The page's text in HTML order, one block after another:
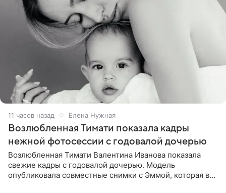
11 часов назад Елена Нужная
Возлюбленная Тимати показала кадры
нежной фотосессии с годовалой дочерью
Возлюбленная Тимати Валентина Иванова показала
свежие кадры с годовалой дочерью. Модель
опубликовала совместные снимки с Эммой, которая в